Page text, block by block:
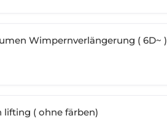
Wimpernverlängerung ( 6D~ )
lifting ( ohne färben)